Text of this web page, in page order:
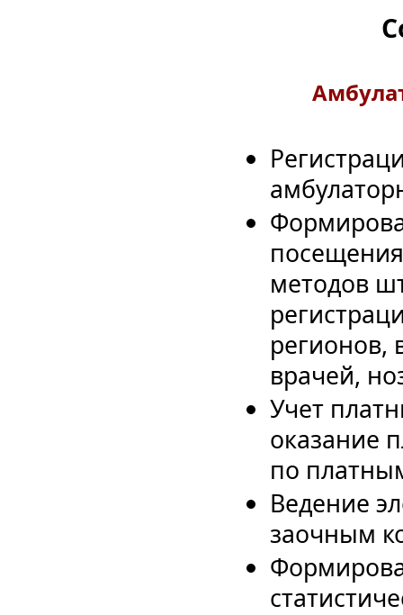
методов
регионов,
врачей,
Учет
оказание
по
Ведение
заочным